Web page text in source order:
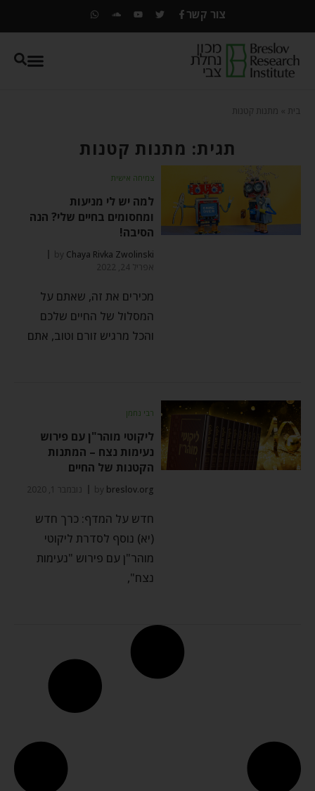
צור קשר
בית מתנות קטנות
תגית: מתנות קטנות
צמיחה אישית
למה יש לי מניעות
ומחסומים בחיים שלי? הנה
הסיבה!
by Chaya Rivka Zwolinski
אפריל 24, 2022
מכירים את זה, שאתם על
המסלול של החיים שלכם
והכל מרגיש זורם וטוב, אתם
רבי נחמן
ליקוטי מוהר"ן עם פירוש
נעימות נצח – המתנות
הקטנות של החיים
by breslov.org נובמבר 1, 2020
חדש על המדף: כרך חדש
(יא) נוסף לסדרת ליקוטי
מוהר"ן עם פירוש "נעימות
נצח",